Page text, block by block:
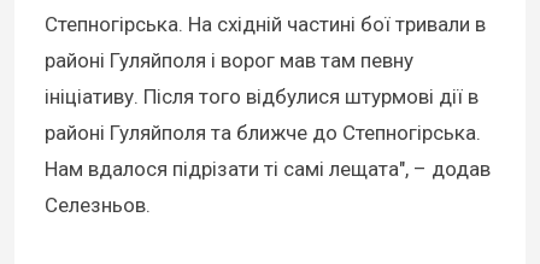
Степногірська. На східній частині бої тривали в
районі Гуляйполя і ворог мав там певну
ініціативу. Після того відбулися штурмові дії в
районі Гуляйполя та ближче до Степногірська.
Нам вдалося підрізати ті самі лещата", – додав
Селезньов.